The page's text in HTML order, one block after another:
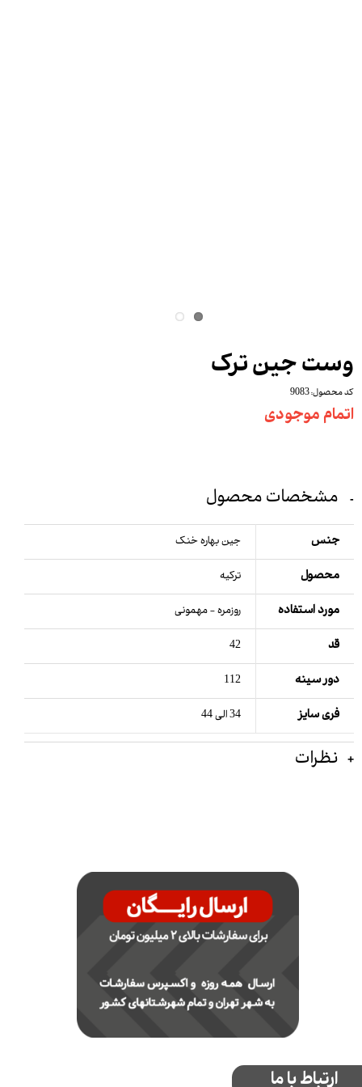
وست جین ترک
کد محصول: 9083
اتمام موجودی
مشخصات محصول
جنس جین بهاره خنک
محصول ترکیه
مورد استفاده روزمره - مهمونی
قد 42
دور سینه 112
فری سایز 34 الی 44
نظرات
ارتباط با ما